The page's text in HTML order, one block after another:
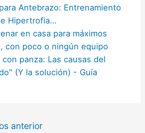
Antebrazo: Entrenamiento
Hipertrofia…
en casa para máximos
con poco o ningún equipo
panza: Las causas del
(Y la solución) - Guía
anterior